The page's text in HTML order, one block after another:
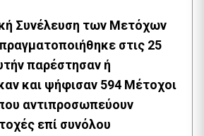
Συνέλευση των Μετόχων
στις 25
παρέστησαν ή
και ψήφισαν 594 Μέτοχοι
αντιπροσωπεύουν
επί συνόλου